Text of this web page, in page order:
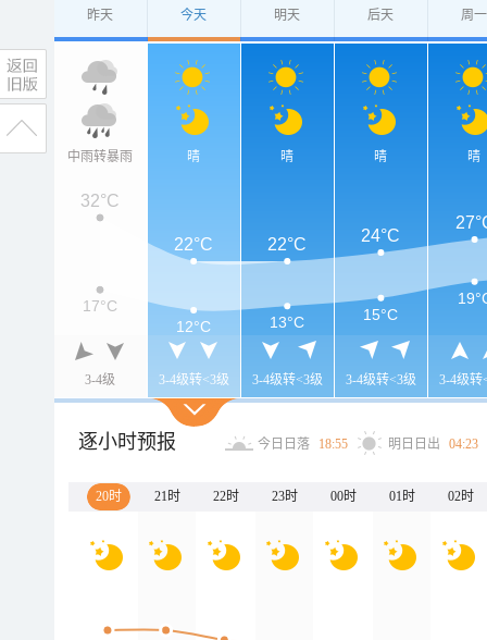
昨天 今天 明天 后天 周一
中雨转暴雨
3-4级
晴
3-4级转<3级
晴
3-4级转<3级
晴
3-4级转<3级
晴
3-4级转
32°C
22°C 22°C 24°C
17°C
12°C
13°C 15°C
逐小时预报 今日日落 18:55 明日日出 04:23
20时 21时 22时 23时 00时 01时 02时